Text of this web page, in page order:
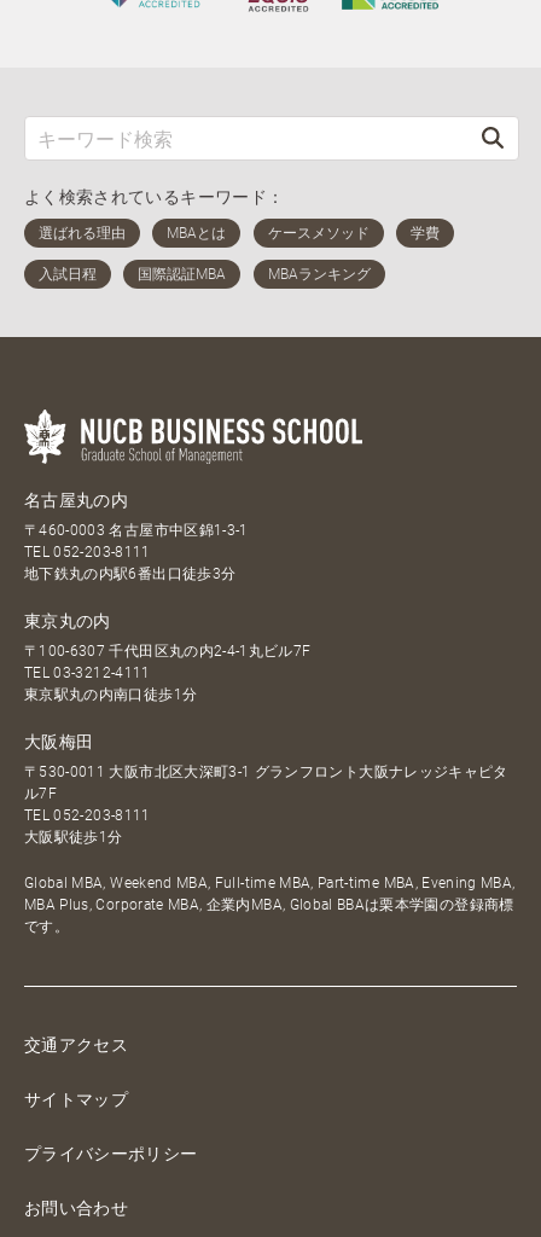
よく検索されているキーワード：
名古屋丸の内
〒460-0003 名古屋市中区錦1-3-1
TEL052-203-8111
地下鉄丸の内駅6番出口徒歩3分
東京丸の内
〒100-6307 千代田区丸の内2-4-1丸ビル7F
TEL03-3212-4111
東京駅丸の内南口徒歩1分
大阪梅田
〒530-0011 大阪市北区大深町3-1 グランフロント大阪ナレッジキャピタ
ル7F
TEL052-203-8111
大阪駅徒歩1分
Global MBA, Weekend MBA, Full-time MBA, Part-time MBA, Evening MBA,
MBA Plus, Corporate MBA, 企業内MBA, Global BBAは栗本学園の登録商標
です。
交通アクセス
サイトマップ
プライバシーポリシー
お問い合わせ